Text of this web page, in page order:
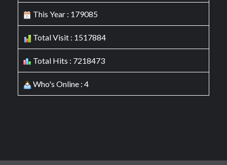
This Year : 179085
Total Visit : 1517884
Total Hits : 7218473
Who's Online : 4